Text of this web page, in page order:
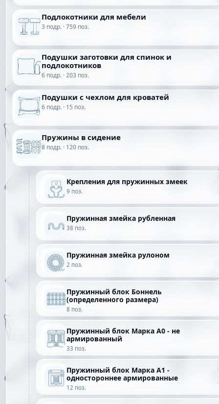
Подлокотники для мебели
3 подр. · 759 поз.
Подушки заготовки для спинок и
подлокотников
6 подр. · 203 поз.
Подушки с чехлом для кроватей
6 подр. · 15 поз.
Пружины в сидение
8 подр. · 120 поз.
Крепления для пружинных змеек
9 поз.
Пружинная змейка рубленная
38 поз.
Пружинная змейка рулоном
2 поз.
Пружинный блок Боннель
(определенного размера)
8 поз.
Пружинный блок Марка А0 - не
армированный
33 поз.
Пружинный блок Марка А1 -
одностороннее армированные
12 поз.